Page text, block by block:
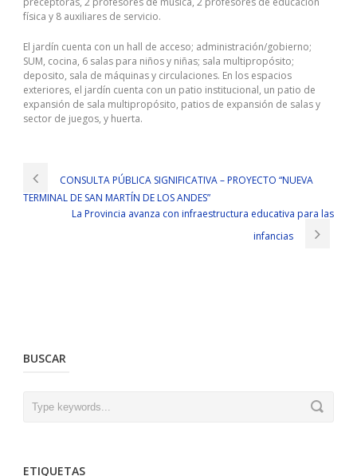
física y 8 auxiliares de servicio.
El jardín cuenta con un hall de acceso; administración/gobierno;
SUM, cocina, 6 salas para niños y niñas; sala multipropósito;
deposito, sala de máquinas y circulaciones. En los espacios
exteriores, el jardín cuenta con un patio institucional, un patio de
expansión de sala multipropósito, patios de expansión de salas y
sector de juegos, y huerta.
CONSULTA PÚBLICA SIGNIFICATIVA – PROYECTO “NUEVA
TERMINAL DE SAN MARTÍN DE LOS ANDES”
La Provincia avanza con infraestructura educativa para las
infancias
BUSCAR
ETIQUETAS